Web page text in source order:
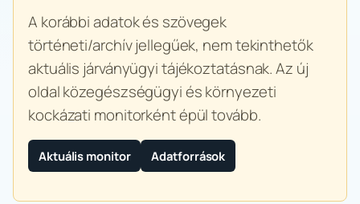
A korábbi adatok és szövegek
történeti/archív jellegűek, nem tekinthetők
aktuális járványügyi tájékoztatásnak. Az új
oldal közegészségügyi és környezeti
kockázati monitorként épül tovább.
Aktuális monitor Adatforrások